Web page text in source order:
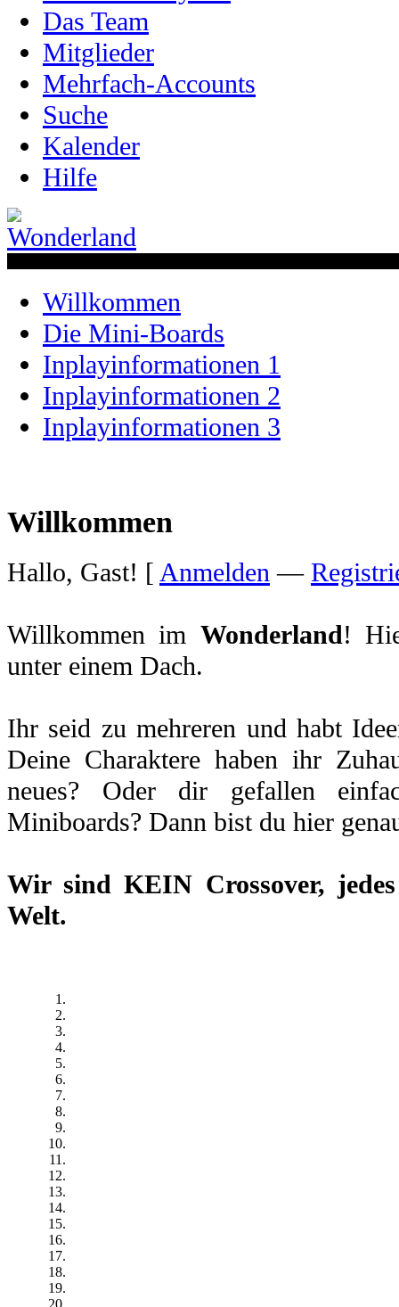
Das Team
Mitglieder
Mehrfach-Accounts
Suche
Kalender
Hilfe
Willkommen
Die Mini-Boards
Inplayinformationen 1
Inplayinformationen 2
Inplayinformationen 3
Willkommen
Hallo, Gast! [ Anmelden —
Willkommen im Wonderland!
unter einem Dach.
Ihr seid zu mehreren und habt
Deine Charaktere haben ihr
neues? Oder dir gefallen
Miniboards? Dann bist du hier
Wir sindKEIN Crossover,
Welt.